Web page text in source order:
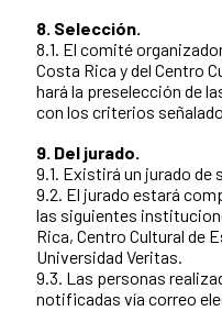
8. Selección.
8.1. El comité
Costa Rica y del Centro
hará la preselección de
con los criterios
9. Del jurado.
9.1. Existirá un jurado de
9.2. El jurado estará
las siguientes
Rica, Centro Cultural de
Universidad Veritas.
9.3. Las personas
notificadas vía correo